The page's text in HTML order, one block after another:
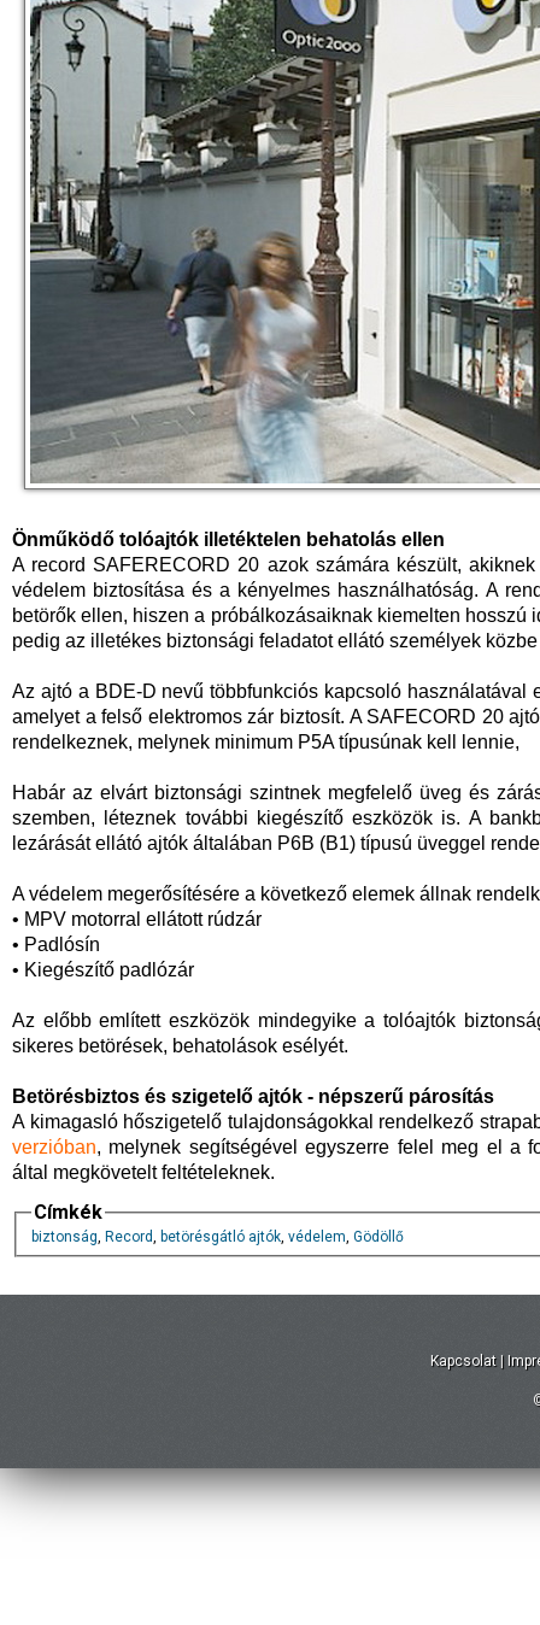
Önműködő tolóajtók illetéktelen behatolás ellen
A record SAFERECORD 20 azok számára készült,
védelem biztosítása és a kényelmes használhatóság. A
betörők ellen, hiszen a próbálkozásaiknak kiemelten
pedig az illetékes biztonsági feladatot ellátó személyek
Az ajtó a BDE-D nevű többfunkciós kapcsoló használatával
amelyet a felső elektromos zár biztosít. A SAFECORD 20
rendelkeznek, melynek minimum P5A típusúnak kell lennie,
Habár az elvárt biztonsági szintnek megfelelő üveg és
szemben, léteznek további kiegészítő eszközök is. A
lezárását ellátó ajtók általában P6B (B1) típusú üveggel
A védelem megerősítésére a következő elemek állnak
• MPV motorral ellátott rúdzár
• Padlósín
• Kiegészítő padlózár
Az előbb említett eszközök mindegyike a tolóajtók
sikeres betörések, behatolások esélyét.
Betörésbiztos és szigetelő ajtók - népszerű párosítás
A kimagasló hőszigetelő tulajdonságokkal rendelkező
verzióban, melynek segítségével egyszerre felel meg el a
által megkövetelt feltételeknek.
Címkék
biztonság, Record, betörésgátló ajtók, védelem, Gödöllő
Kapcsolat |